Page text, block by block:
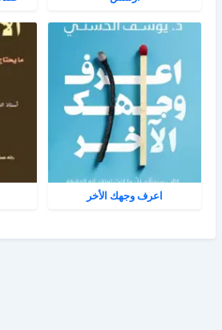
اعرف وجهك الأخر